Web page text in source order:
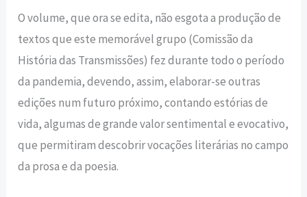
O volume, que ora se edita, não esgota a produção de
textos que este memorável grupo (Comissão da
História das Transmissões) fez durante todo o período
da pandemia, devendo, assim, elaborar-se outras
edições num futuro próximo, contando estórias de
vida, algumas de grande valor sentimental e evocativo,
que permitiram descobrir vocações literárias no campo
da prosa e da poesia.